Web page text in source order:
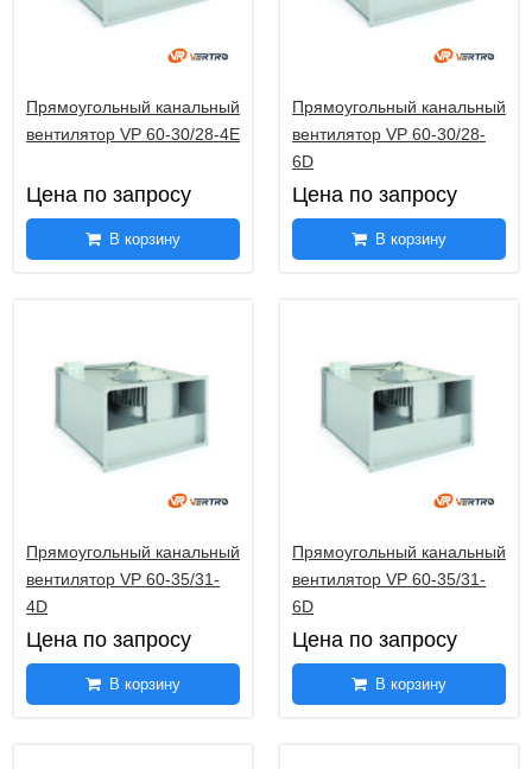
Прямоугольный канальный
вентилятор VP 60-30/28-4E
Цена по запросу
В корзину
Прямоугольный канальный
вентилятор VP 60-30/28-
6D
Цена по запросу
В корзину
Прямоугольный канальный
вентилятор VP 60-35/31-
4D
Цена по запросу
В корзину
Прямоугольный канальный
вентилятор VP 60-35/31-
6D
Цена по запросу
В корзину